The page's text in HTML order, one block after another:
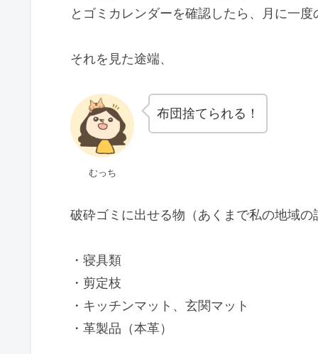
とゴミカレンダーを確認したら、月に一
それを見た途端、
むっち
布団捨てられる！
破砕ゴミに出せる物（あくまで私の地域の
・寝具類
・剪定枝
・キッチンマット、玄関マット
・革製品（本革）